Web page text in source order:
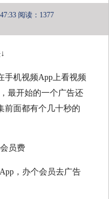
阅读：1377
手机视频App上看视频
最开始的一个广告还
前面都有个几十秒的
，办个会员去广告